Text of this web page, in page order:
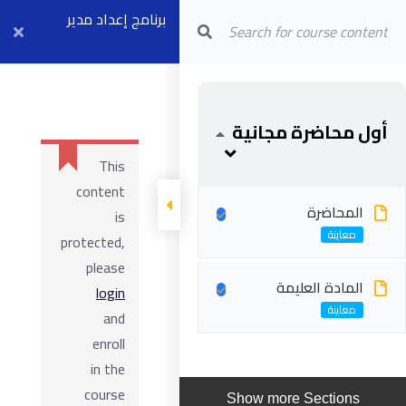
Arab Center for Arbitration
برنامج إعداد مدير
عقود الفيديك
٤) بث مباشر ٧
أول محاضرة مجانية
المحاضرة
المادة العليمة
Show more Sections
This
content
is
protected,
please
login
and
enroll
in the
course